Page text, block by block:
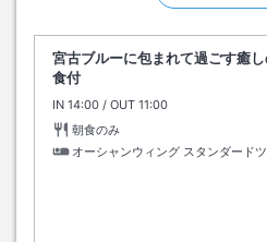
宮古ブルーに包まれて過ごす癒
食付
IN チェックイン
14:00 / OUT チェックアウト
11:00
朝食のみ
オーシャンウィング スタンダード